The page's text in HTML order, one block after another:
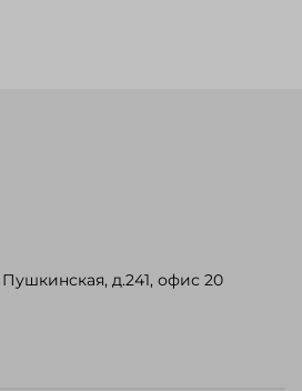
д.241, офис 20